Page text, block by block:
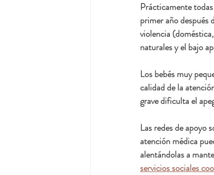
Prácticamente
primer año después
violencia
naturales y el bajo
Los bebés muy
calidad de la
grave dificulta el
Las redes de apoyo
atención médica
alentándolas a
servicios sociales